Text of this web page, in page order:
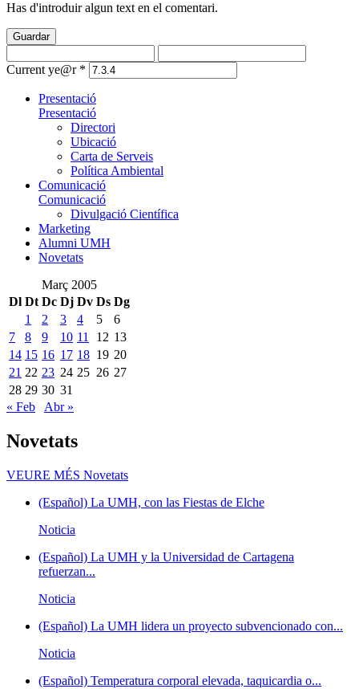
Has d'introduir algun text en el comentari.
Guardar
Current ye@r *
Presentació
Presentació
Directori
Ubicació
Carta de Serveis
Política Ambiental
Comunicació
Comunicació
Divulgació Científica
Marketing
Alumni UMH
Novetats
Març 2005
Dl Dt Dc Dj Dv Ds Dg
1
2 3 4 5
6
7
8 9 10 11 12 13
14 15 16 17 18 19 20
21 22 23 24 25 26 27
28 29 30 31
« Feb
Abr »
Novetats
VEURE MÉS Novetats
(Español) La UMH, con las Fiestas de Elche
Noticia
(Español) La UMH y la Universidad de Cartagena
refuerzan...
Noticia
(Español) La UMH lidera un proyecto subvencionado con...
Noticia
(Español) Temperatura corporal elevada, taquicardia o...